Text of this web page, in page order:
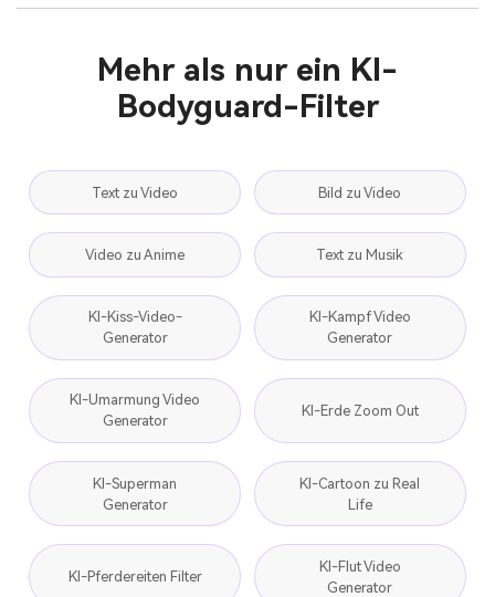
Mehr als nur ein KI-
Bodyguard-Filter
Text zu Video Bild zu Video
Video zu Anime Text zu Musik
KI-Kiss-Video-
Generator
KI-Kampf Video
Generator
KI-Umarmung Video
Generator
KI-Erde Zoom Out
KI-Superman
Generator
KI-Cartoon zu Real
Life
KI-Pferdereiten Filter
KI-Flut Video
Generator